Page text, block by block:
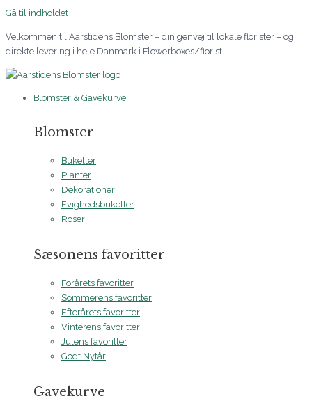
Gå til indholdet
Velkommen til Aarstidens Blomster – din genvej til lokale florister – og
direkte levering i hele Danmark i Flowerboxes/florist.
Blomster & Gavekurve
Blomster
Buketter
Planter
Dekorationer
Evighedsbuketter
Roser
Sæsonens favoritter
Forårets favoritter
Sommerens favoritter
Efterårets favoritter
Vinterens favoritter
Julens favoritter
Godt Nytår
Gavekurve